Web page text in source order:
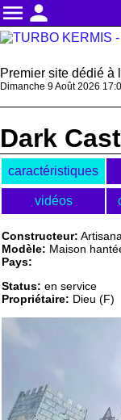
menu person
Premier site dédié à
Dimanche 9 Août 2026
Dark
caractéristiques
vidéos
Constructeur:
Modèle: Maison
Pays:
Status: en service
Propriétaire: Dieu (F)